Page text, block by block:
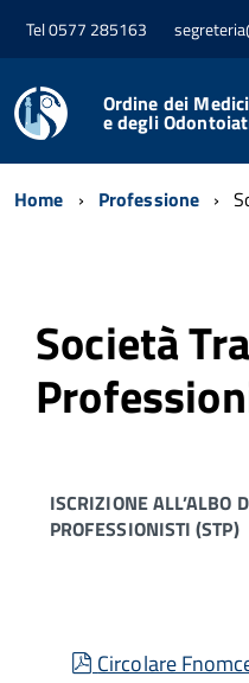
Tel 0577 285163
Ordine dei
e degli
Home Professione
Società Tra
ISCRIZIONE ALL’ALBO
PROFESSIONISTI (STP)
pdf
Circolare